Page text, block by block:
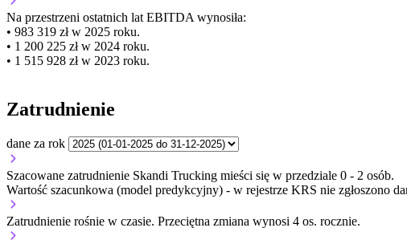
Na przestrzeni ostatnich lat EBITDA wynosiła:
• 983 319 zł w 2025 roku.
• 1 200 225 zł w 2024 roku.
• 1 515 928 zł w 2023 roku.
Zatrudnienie
dane za rok
Szacowane zatrudnienie Skandi Trucking mieści się w przedziale 0 - 2 osób.
Wartość szacunkowa (model predykcyjny) - w rejestrze KRS nie zgłoszono
Zatrudnienie rośnie w czasie. Przeciętna zmiana wynosi 4 os. rocznie.